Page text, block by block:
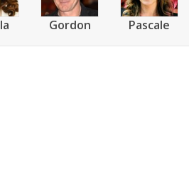
Gordon Pascale